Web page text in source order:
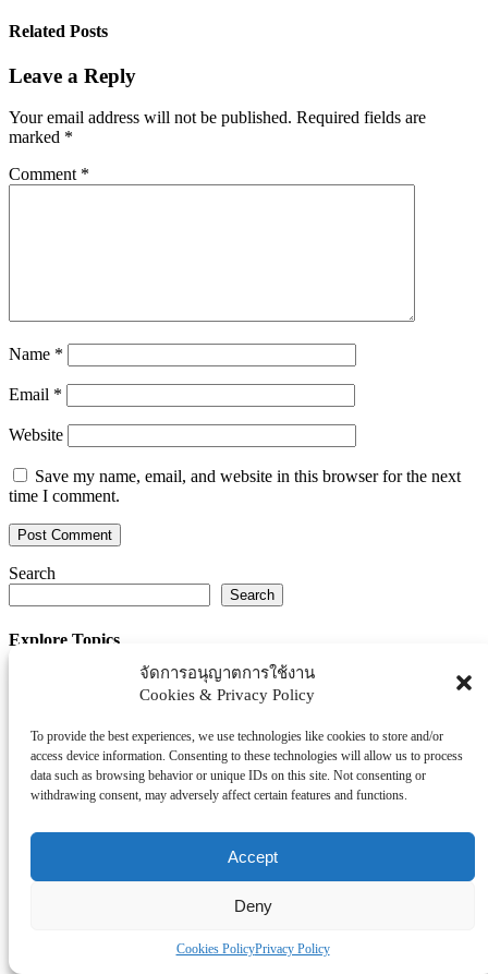
จัดการอนุญาตการใช้งาน
Cookies & Privacy Policy
To provide the best experiences, we use technologies like cookies to store and/or
access device information. Consenting to these technologies will allow us to process
data such as browsing behavior or unique IDs on this site. Not consenting or
withdrawing consent, may adversely affect certain features and functions.
Accept
Deny
Cookies PolicyPrivacy Policy
Related Posts
Leave a Reply
Your email address will not be published. Required fields are
marked *
Comment *
Name *
Email *
Website
Save my name, email, and website in this browser for the next
time I comment.
Search
Search
Explore Topics
Thaiworldtoday
Uncategorized
ธุรกิจ/ประกัน/การเงิน
บันเทิง/กีฬา
ภาครัฐ/ราชการ
ยานยนต์
โรงแรม/ท่องเที่ยว/อาหาร
Tag Clouds